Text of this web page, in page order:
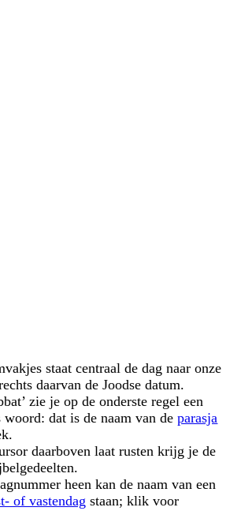
staat centraal de dag naar onze
daarvan de Joodse datum.
zie je op de onderste regel een
woord: dat is de naam van deparasja
daarboven laat rusten krijg je de
heen kan de naam van een
of vastendag staan; klik voor